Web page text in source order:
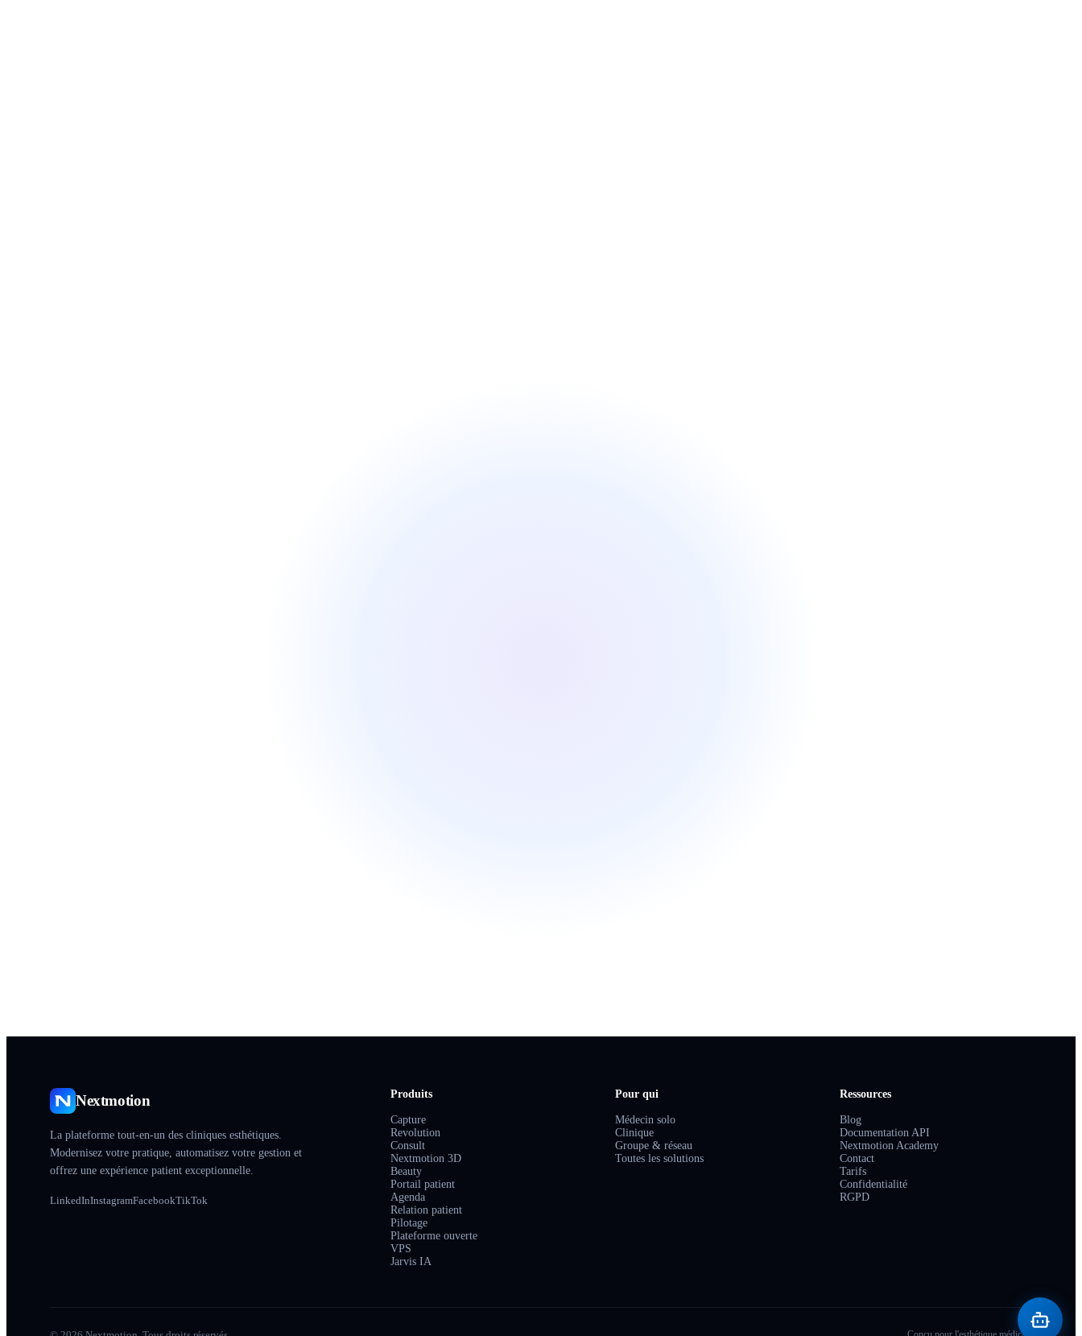
Nextmotion
La plateforme tout-en-un des cliniques esthétiques.
Modernisez votre pratique, automatisez votre gestion et
offrez une expérience patient exceptionnelle.
LinkedInInstagramFacebookTikTok
Produits
Capture
Revolution
Consult
Nextmotion 3D
Beauty
Portail patient
Agenda
Relation patient
Pilotage
Plateforme ouverte
VPS
Jarvis IA
Pour qui
Médecin solo
Clinique
Groupe & réseau
Toutes les solutions
Ressources
Blog
Documentation API
Nextmotion Academy
Contact
Tarifs
Confidentialité
RGPD